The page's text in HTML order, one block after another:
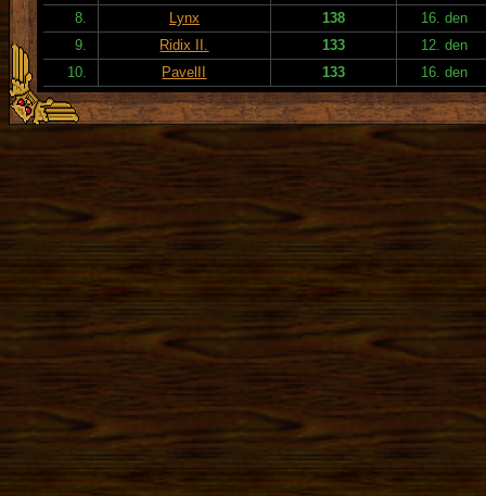
8.
Lynx 138
16. den
9.
Ridix II. 133
12. den
10.
PavelII 133 16. den